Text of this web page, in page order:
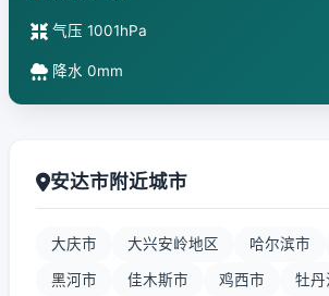
气压 1001hPa
降水 0mm
安达市附近城市
大庆市 大兴安岭地区 哈尔滨市
黑河市 佳木斯市 鸡西市 牡丹